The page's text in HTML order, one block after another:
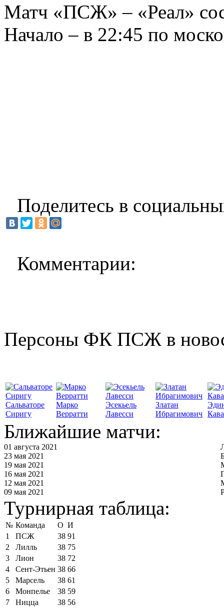
Матч «ПСЖ» – «Реал»
Начало – в 22:45 по
Поделитесь в
Комментарии:
Персоны ФК ПСЖ в
Сальваторе
Сиригу
Марко
Верратти
Эсекьель
Лавесси
Златан
Ибрагимович
Ближайшие матчи:
01 августа 2021
23 мая 2021
19 мая 2021
16 мая 2021
12 мая 2021
09 мая 2021
Турнирная таблица:
№ Команда О И
1
ПСЖ 38 91
2
Лилль 38 75
3
Лион 38 72
4
Сент-Этьен 38 66
5
Марсель 38 61
6
Монпелье 38 59
7
Ницца 38 56